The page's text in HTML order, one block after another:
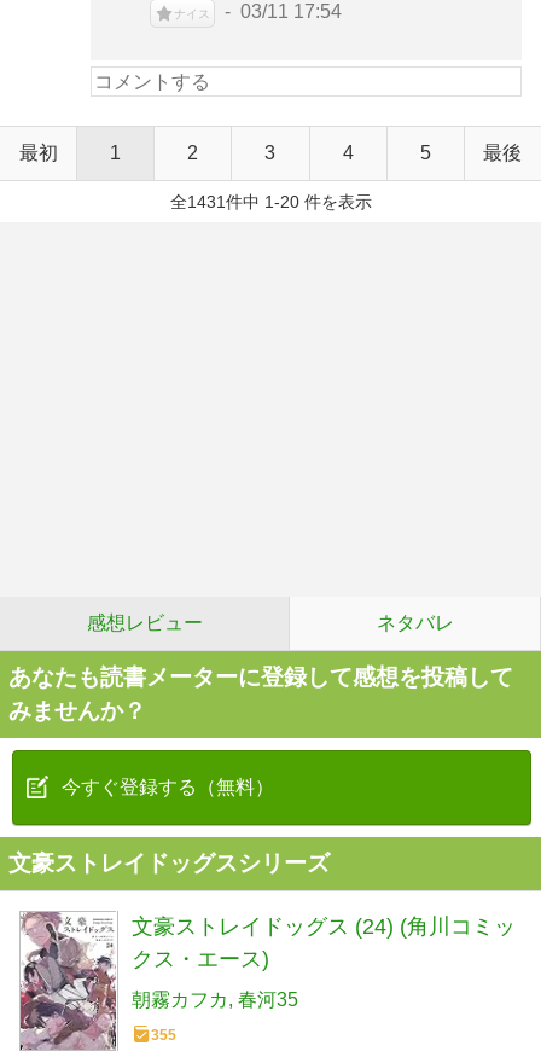
ナイス 03/11 17:54
最初 1 2 3 4 5 最後
全1431件中 1-20 件を表示
感想レビュー ネタバレ
あなたも読書メーターに登録して感想を投稿して
みませんか？
今すぐ登録する（無料）
文豪ストレイドッグスシリーズ
文豪ストレイドッグス (24) (角川コミッ
クス・エース)
朝霧カフカ 春河35
355